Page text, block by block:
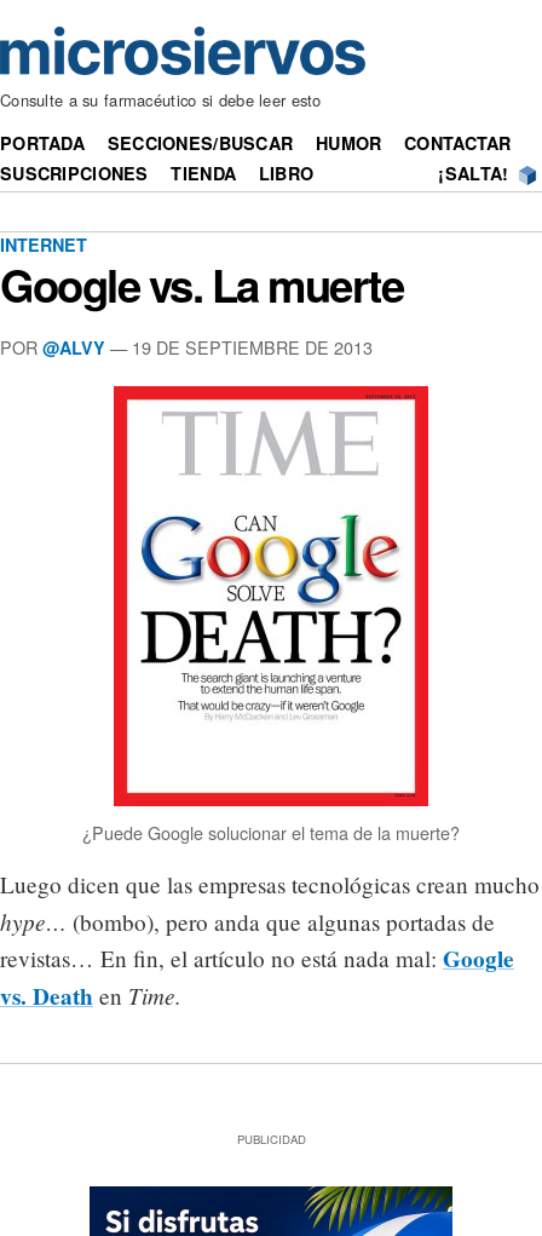
Consulte a su farmacéutico si debe leer esto
PORTADA SECCIONES/BUSCAR HUMOR
CONTACTAR
SUSCRIPCIONES
TIENDA LIBRO ¡SALTA!
INTERNET
Google vs. La muerte
POR @ALVY — 19 DE SEPTIEMBRE DE 2013
¿Puede Google solucionar el tema de la muerte?
Luego dicen que las empresas tecnológicas crean mucho
hype… (bombo), pero anda que algunas portadas de
revistas… En fin, el artículo no está nada mal: Google
vs. Death en Time.
PUBLICIDAD